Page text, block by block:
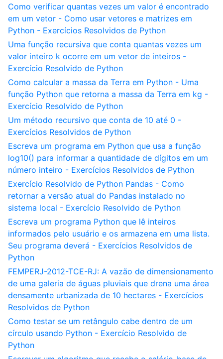
Como verificar quantas vezes um valor é encontrado
em um vetor - Como usar vetores e matrizes em
Python - Exercícios Resolvidos de Python
Uma função recursiva que conta quantas vezes um
valor inteiro k ocorre em um vetor de inteiros -
Exercício Resolvido de Python
Como calcular a massa da Terra em Python - Uma
função Python que retorna a massa da Terra em kg -
Exercício Resolvido de Python
Um método recursivo que conta de 10 até 0 -
Exercícios Resolvidos de Python
Escreva um programa em Python que usa a função
log10() para informar a quantidade de dígitos em um
número inteiro - Exercícios Resolvidos de Python
Exercício Resolvido de Python Pandas - Como
retornar a versão atual do Pandas instalado no
sistema local - Exercício Resolvido de Python
Escreva um programa Python que lê inteiros
informados pelo usuário e os armazena em uma lista.
Seu programa deverá - Exercícios Resolvidos de
Python
FEMPERJ-2012-TCE-RJ: A vazão de dimensionamento
de uma galeria de águas pluviais que drena uma área
densamente urbanizada de 10 hectares - Exercícios
Resolvidos de Python
Como testar se um retângulo cabe dentro de um
círculo usando Python - Exercício Resolvido de
Python